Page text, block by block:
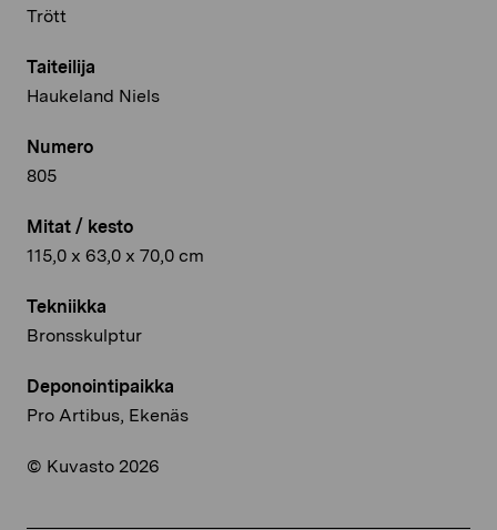
Trött
Taiteilija
Haukeland Niels
Numero
805
Mitat / kesto
115,0 x 63,0 x 70,0 cm
Tekniikka
Bronsskulptur
Deponointipaikka
Pro Artibus, Ekenäs
© Kuvasto 2026